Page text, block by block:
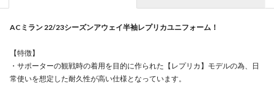
ACミラン 22/23シーズンアウェイ半袖レプリカユニフォーム！
【特徴】
・サポーターの観戦時の着用を目的に作られた【レプリカ】モデルの為、日
常使いを想定した耐久性が高い仕様となっています。